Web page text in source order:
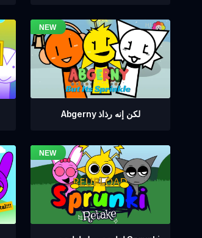
Abgerny لكن إنه رذاذ